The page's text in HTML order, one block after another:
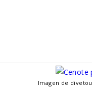
Imagen de